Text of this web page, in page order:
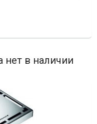
нет в наличии